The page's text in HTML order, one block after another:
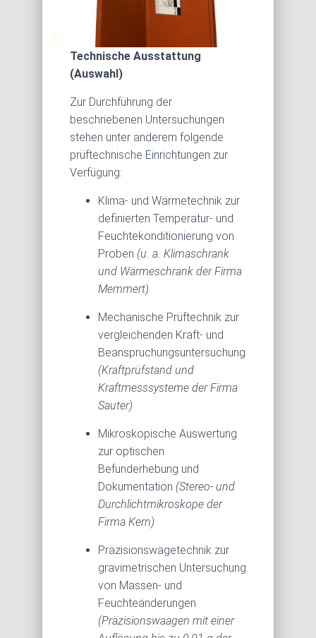
Technische Ausstattung
(Auswahl)
Zur Durchführung der
beschriebenen Untersuchungen
stehen unter anderem folgende
prüftechnische Einrichtungen zur
Verfügung:
Klima- und Wärmetechnik zur
definierten Temperatur- und
Feuchtekonditionierung von
Proben (u. a. Klimaschrank
und Wärmeschrank der Firma
Memmert)
Mechanische Prüftechnik zur
vergleichenden Kraft- und
Beanspruchungsuntersuchung
(Kraftprüfstand und
Kraftmesssysteme der Firma
Sauter)
Mikroskopische Auswertung
zur optischen
Befunderhebung und
Dokumentation (Stereo- und
Durchlichtmikroskope der
Firma Kern)
Präzisionswägetechnik zur
gravimetrischen Untersuchung
von Massen- und
Feuchteänderungen
(Präzisionswaagen mit einer